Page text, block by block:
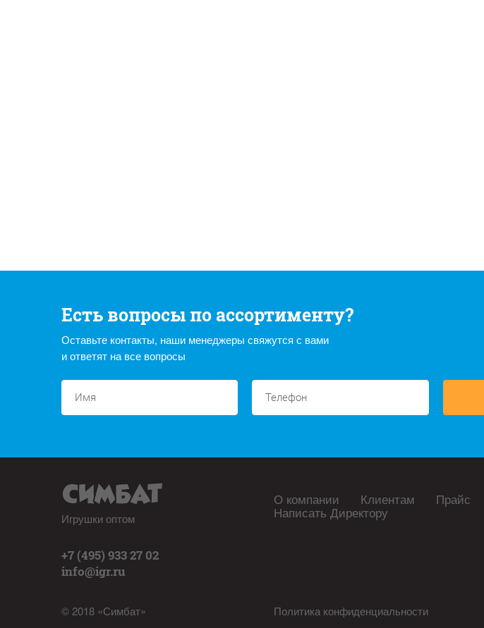
Есть вопросы по ассортименту?
Оставьте контакты, наши менеджеры свяжутся с вами
и ответят на все вопросы
Игрушки оптом
+7 (495) 933 27 02
info@igr.ru
© 2018 «Симбат»
О компании Клиентам Прайс
Написать Директору
Политика конфиденциальности